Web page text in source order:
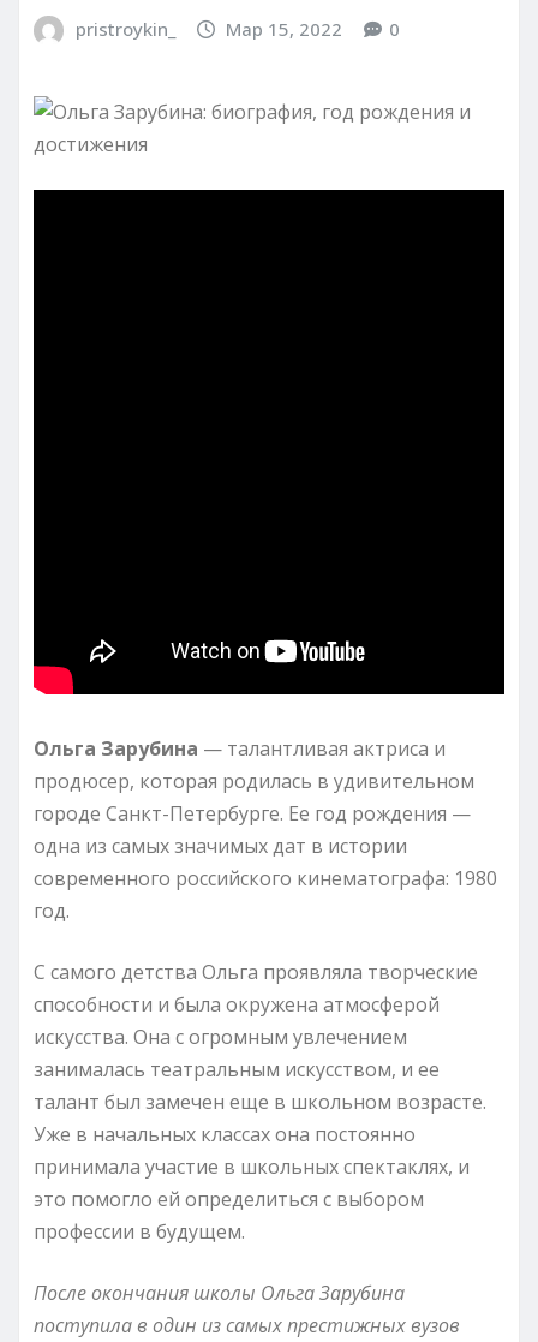
pristroykin_ Мар 15, 2022 0
Ольга Зарубина — талантливая актриса и
продюсер, которая родилась в удивительном
городе Санкт-Петербурге. Ее год рождения —
одна из самых значимых дат в истории
современного российского кинематографа: 1980
год.
С самого детства Ольга проявляла творческие
способности и была окружена атмосферой
искусства. Она с огромным увлечением
занималась театральным искусством, и ее
талант был замечен еще в школьном возрасте.
Уже в начальных классах она постоянно
принимала участие в школьных спектаклях, и
это помогло ей определиться с выбором
профессии в будущем.
После окончания школы Ольга Зарубина
поступила в один из самых престижных вузов